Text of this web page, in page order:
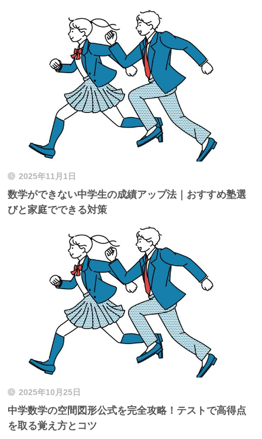
2025年11月1日
数学ができない中学生の成績アップ法｜おすすめ塾選
びと家庭でできる対策
2025年10月25日
中学数学の空間図形公式を完全攻略！テストで高得点
を取る覚え方とコツ